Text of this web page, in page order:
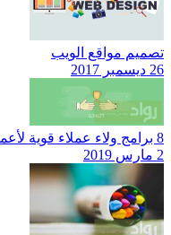
تصميم مواقع الويب
26 ديسمبر 2017
8 برامج ولاء عملاء قوية لأعمال التجارة الإلكترونية (مع أمثلة)
2 مارس 2019